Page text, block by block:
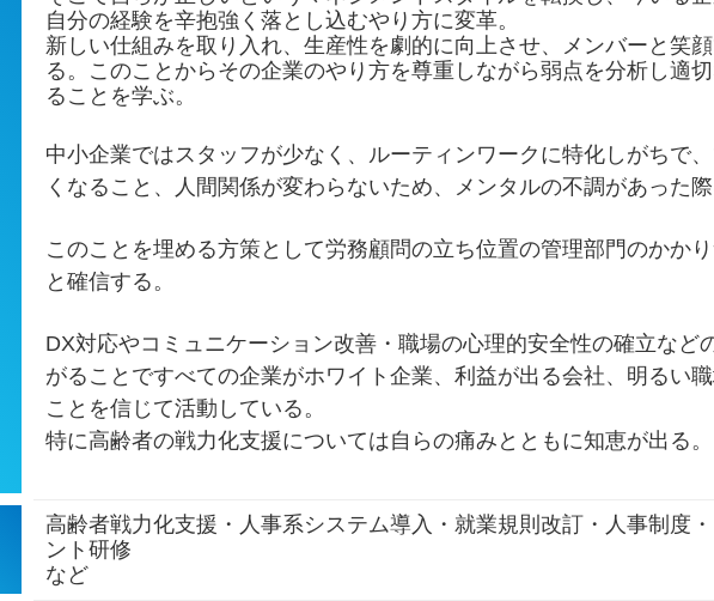
自分の経験を辛抱強く落とし込むやり方に変革。
新しい仕組みを取り入れ、生産性を劇的に向上させ、メンバーと笑
る。このことからその企業のやり方を尊重しながら弱点を分析し適
ることを学ぶ。
中小企業ではスタッフが少なく、ルーティンワークに特化しがちで
くなること、人間関係が変わらないため、メンタルの不調があった
このことを埋める方策として労務顧問の立ち位置の管理部門のかか
と確信する。
DX対応やコミュニケーション改善・職場の心理的安全性の確立など
がることですべての企業がホワイト企業、利益が出る会社、明るい
ことを信じて活動している。
特に高齢者の戦力化支援については自らの痛みとともに知恵が出る。
高齢者戦力化支援・人事系システム導入・就業規則改訂・人事制度
ント研修
など